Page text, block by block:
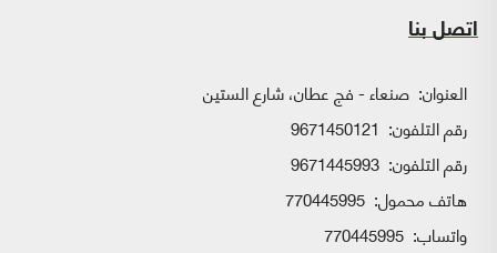
اتصل بنا
العنوان: صنعاء - فج عطان، شارع الستين
رقم التلفون: 9671450121
رقم التلفون: 9671445993
هاتف محمول: 770445995
واتساب: